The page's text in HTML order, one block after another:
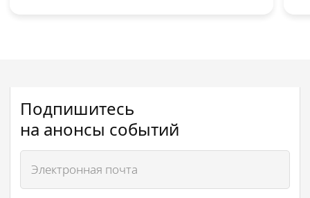
Подпишитесь
на анонсы событий